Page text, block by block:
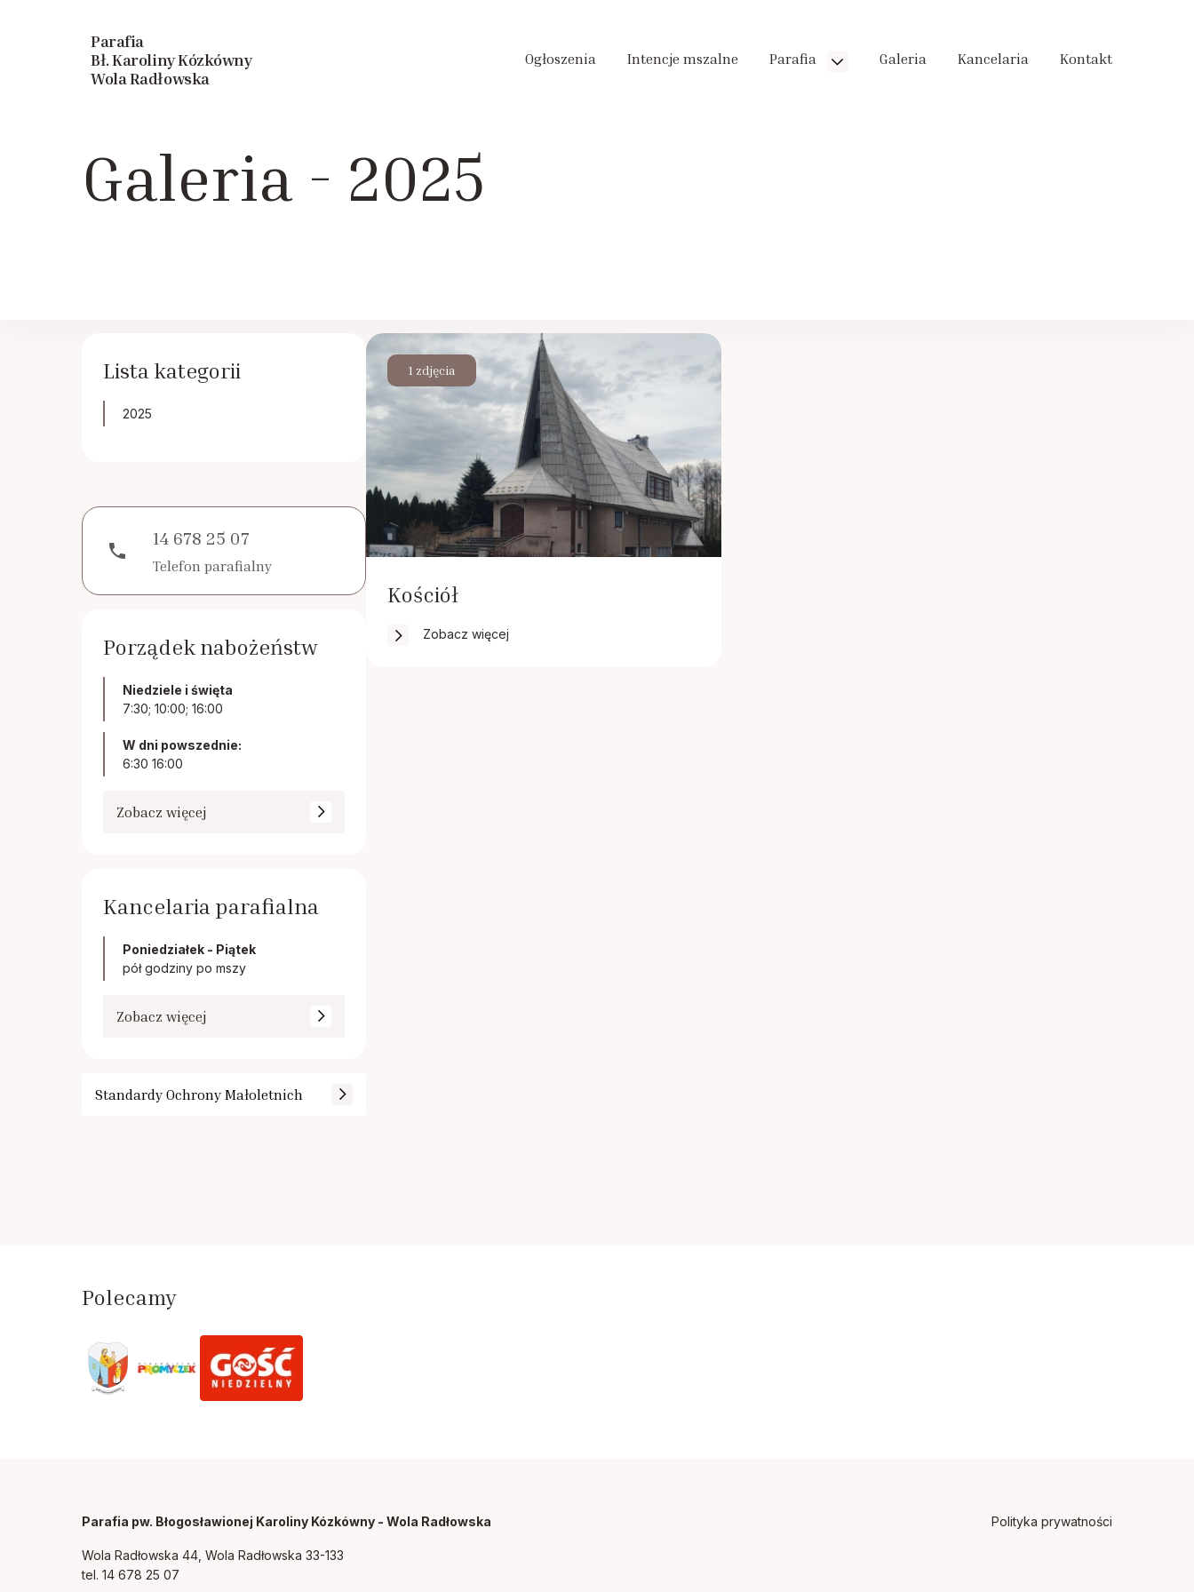
Parafia
Bł. Karoliny Kózkówny
Wola Radłowska
Ogłoszenia Intencje mszalne Parafia Galeria Kancelaria Kontakt
Galeria - 2025
Lista kategorii
2025
phone
14 678 25 07
Telefon parafialny
Porządek nabożeństw
Niedziele i święta
7:30; 10:00; 16:00
W dni powszednie:
6:30 16:00
Zobacz więcej
Kancelaria parafialna
Poniedziałek - Piątek
pół godziny po mszy
Zobacz więcej
Standardy Ochrony Małoletnich
1 zdjęcia
Kościół
Zobacz więcej
Polecamy
Parafia pw. Błogosławionej Karoliny Kózkówny - Wola Radłowska
Wola Radłowska 44, Wola Radłowska 33-133
tel. 14 678 25 07
Polityka prywatności